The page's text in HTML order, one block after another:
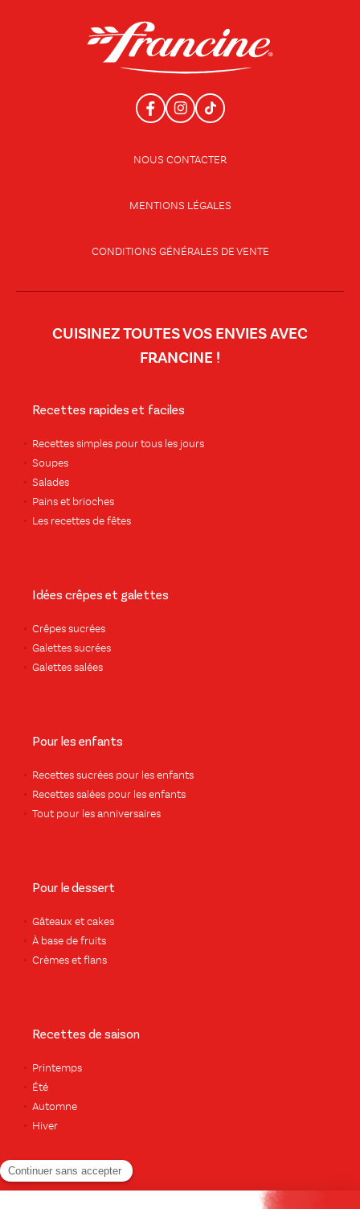
NOUS CONTACTER
MENTIONS LÉGALES
CONDITIONS GÉNÉRALES DE VENTE
CUISINEZ TOUTES VOS ENVIES AVEC
FRANCINE !
Recettes rapides et faciles
Recettes simples pour tous les jours
Soupes
Salades
Pains et brioches
Les recettes de fêtes
Idées crêpes et galettes
Crêpes sucrées
Galettes sucrées
Galettes salées
Pour les enfants
Recettes sucrées pour les enfants
Recettes salées pour les enfants
Tout pour les anniversaires
Pour le dessert
Gâteaux et cakes
À base de fruits
Crèmes et flans
Recettes de saison
Printemps
Été
Automne
Hiver